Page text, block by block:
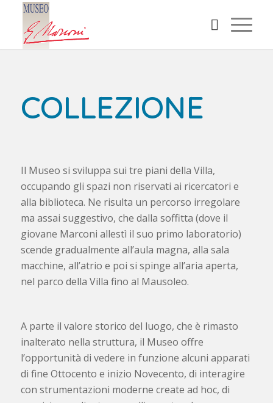
COLLEZIONE
Il Museo si sviluppa sui tre piani della Villa,
occupando gli spazi non riservati ai ricercatori e
alla biblioteca. Ne risulta un percorso irregolare
ma assai suggestivo, che dalla soffitta (dove il
giovane Marconi allestì il suo primo laboratorio)
scende gradualmente all’aula magna, alla sala
macchine, all’atrio e poi si spinge all’aria aperta,
nel parco della Villa fino al Mausoleo.
A parte il valore storico del luogo, che è rimasto
inalterato nella struttura, il Museo offre
l’opportunità di vedere in funzione alcuni apparati
di fine Ottocento e inizio Novecento, di interagire
con strumentazioni moderne create ad hoc, di